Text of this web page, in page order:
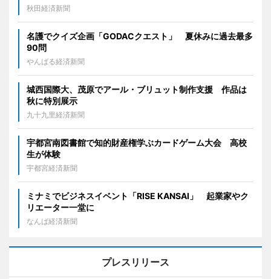
秋田経済新聞
名護でクイズ企画「GODACクエスト」 夏休みに過去最多
90問
やんばる経済新聞
城西国際大、茂原でアール・ブリュット制作支援 作品は
秋に特別展示
九十九里経済新聞
宇都宮南図書館で知的財産権学ぶカードゲーム大会 高校
生が体験
宇都宮経済新聞
ミナミでビジネスイベント「RISE KANSAI」 起業家やク
リエーター一堂に
なんば経済新聞
プレスリリース